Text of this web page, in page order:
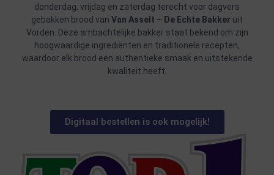
donderdag, vrijdag en zaterdag terecht voor dagvers
gebakken brood van Van Asselt – De Echte Bakker uit
Vorden. Deze ambachtelijke bakker staat bekend om zijn
hoogwaardige ingrediënten en traditionele recepten,
waardoor elk brood een authentieke smaak en uitstekende
kwaliteit heeft.
Digitaal bestellen is ook mogelijk!